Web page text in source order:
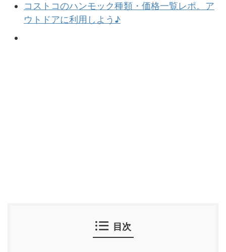
コストコのハンモック種類・価格一覧レポ。ア
ウトドアに利用しよう♪
目次